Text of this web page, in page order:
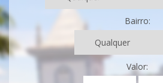
Bairro:
Valor: